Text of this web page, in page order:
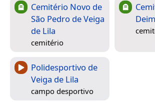
Cemitério Novo de
São Pedro de Veiga
de Lila
cemitério
Polidesportivo de
Veiga de Lila
campo desportivo